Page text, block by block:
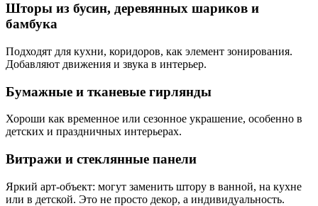
Шторы из бусин, деревянных шариков и
бамбука
Подходят для кухни, коридоров, как элемент зонирования.
Добавляют движения и звука в интерьер.
Бумажные и тканевые гирлянды
Хороши как временное или сезонное украшение, особенно в
детских и праздничных интерьерах.
Витражи и стеклянные панели
Яркий арт-объект: могут заменить штору в ванной, на кухне
или в детской. Это не просто декор, а индивидуальность.